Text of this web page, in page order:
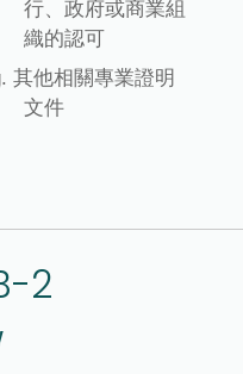
行、政府或商業組
織的認可
其他相關專業證明
文件
2